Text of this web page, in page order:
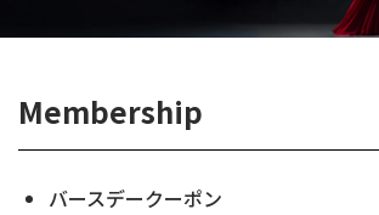
Membership
バースデークーポン